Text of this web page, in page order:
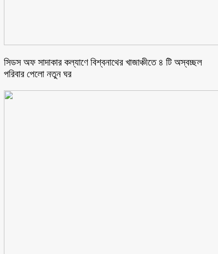
সিডস অফ সাদাকার কল্যাণে বিশ্বনাথের খাজাঞ্চীতে ৪ টি অস্বচ্ছল
পরিবার পেলো নতুন ঘর